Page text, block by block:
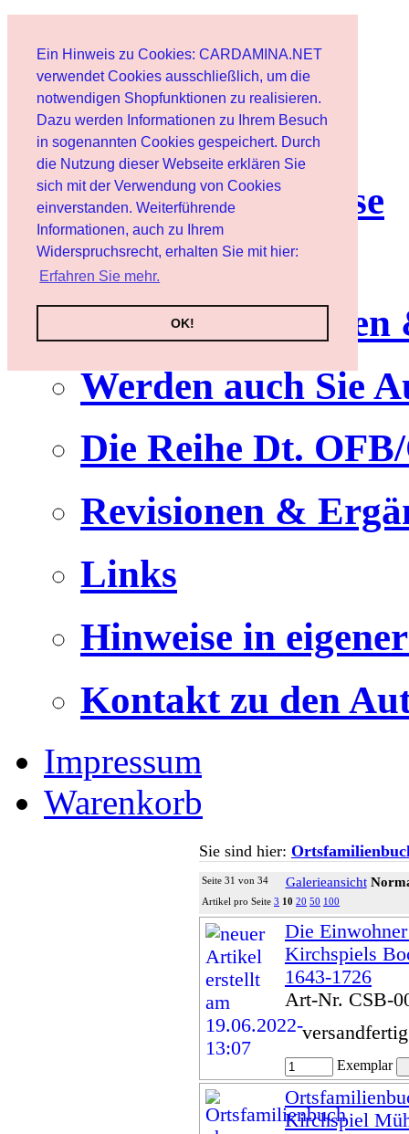
Ein Hinweis zu Cookies: CARDAMINA.NET
verwendet Cookies ausschließlich, um die
notwendigen Shopfunktionen zu realisieren.
Dazu werden Informationen zu Ihrem Besuch
in sogenannten Cookies gespeichert. Durch
die Nutzung dieser Webseite erklären Sie
sich mit der Verwendung von Cookies
einverstanden. Weiterführende
Informationen, auch zu Ihrem
Widerspruchsrecht, erhalten Sie mit hier:
Erfahren Sie mehr.
OK!
Benutzer
Newsletter
Nutzungshinweise
Service
Werden auch Sie
Die Reihe Dt.
Revisionen &
Links
Hinweise in
Kontakt zu den
Impressum
Warenkorb
Sie sind hier:
Seite 31 von 34 Galerieansicht
Artikel pro Seite 3 10 20 50 100
Die
Kirchspiels
1643-1726
Art-Nr. CSB-
Exemplar
Kirchspiel